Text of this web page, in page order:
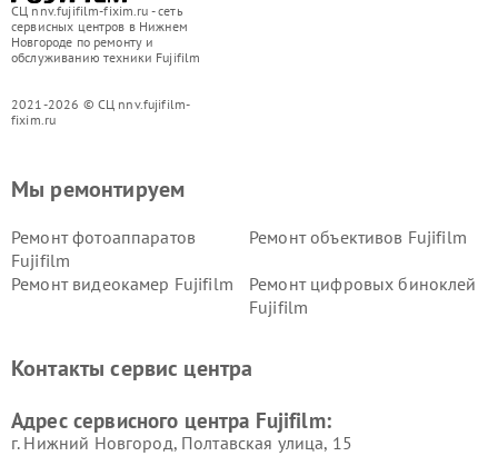
СЦ nnv.fujifilm-fixim.ru - сеть
сервисных центров в Нижнем
Новгороде по ремонту и
обслуживанию техники Fujifilm
2021-2026 © СЦ nnv.fujifilm-
fixim.ru
Мы ремонтируем
Ремонт фотоаппаратов
Fujifilm
Ремонт объективов Fujifilm
Ремонт видеокамер Fujifilm
Ремонт цифровых биноклей
Fujifilm
Контакты сервис центра
Адрес сервисного центра Fujifilm:
г. Нижний Новгород, Полтавская улица, 15